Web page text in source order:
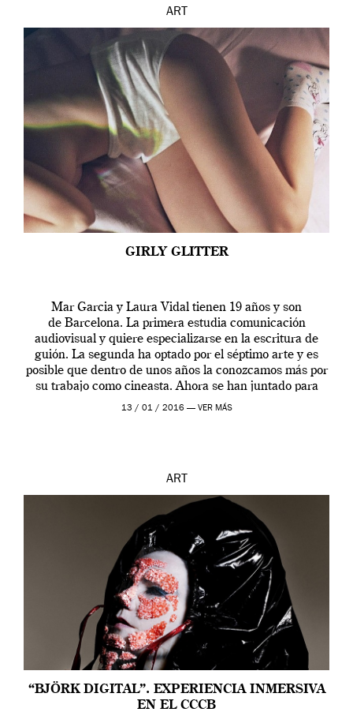
ART
GIRLY GLITTER
Mar Garcia y Laura Vidal tienen 19 años y son
de Barcelona. La primera estudia comunicación
audiovisual y quiere especializarse en la escritura de
guión. La segunda ha optado por el séptimo arte y es
posible que dentro de unos años la conozcamos más por
su trabajo como cineasta. Ahora se han juntado para
contarnos una […]
13 / 01 / 2016 — VER MÁS
ART
“BJÖRK DIGITAL”. EXPERIENCIA INMERSIVA
EN EL CCCB